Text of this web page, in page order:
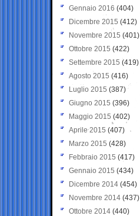
Gennaio 2016 (404)
Dicembre 2015 (412)
Novembre 2015 (401)
Ottobre 2015 (422)
Settembre 2015 (419)
Agosto 2015 (416)
Luglio 2015 (387)
Giugno 2015 (396)
Maggio 2015 (402)
Aprile 2015 (407)
Marzo 2015 (428)
Febbraio 2015 (417)
Gennaio 2015 (434)
Dicembre 2014 (454)
Novembre 2014 (437)
Ottobre 2014 (440)